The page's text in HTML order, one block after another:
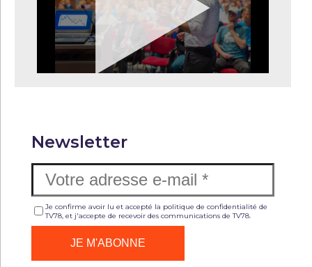
Newsletter
Je confirme avoir lu et accepté la politique de confidentialité de
TV78, et j'accepte de recevoir des communications de TV78.